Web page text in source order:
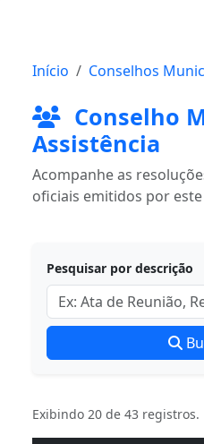
Início Conselhos
Conselho
Assistência
Acompanhe as
oficiais emitidos por
Pesquisar por descrição
Exibindo 20 de 43 registros.